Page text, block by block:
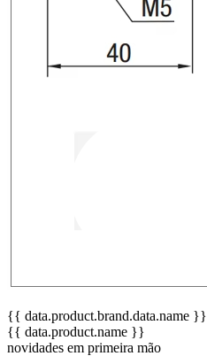
{{ data.product.brand.data.name }}
{{ data.product.name }}
novidades em primeira mão